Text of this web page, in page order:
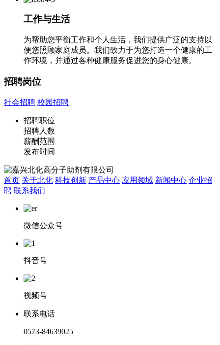
工作与生活
为帮助您平衡工作和个人生活，我们提供广泛的支持以
便您照顾家庭成员。我们致力于为您打造一个健康的工
作环境，并通过各种健康服务促进您的身心健康。
招聘岗位
社会招聘 校园招聘
招聘职位
招聘人数
薪酬范围
发布时间
首页 关于北化 科技创新 产品中心 应用领域 新闻中心 企业招
聘 联系我们
微信公众号
抖音号
视频号
联系电话
0573-84639025